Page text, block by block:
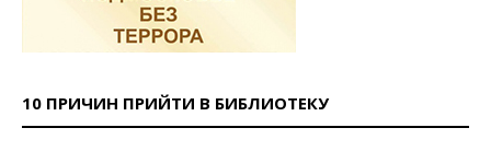
10 ПРИЧИН ПРИЙТИ В БИБЛИОТЕКУ